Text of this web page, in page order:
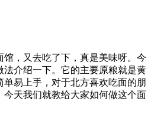
，又去吃了下，真是美味呀。今
法介绍一下。它的主要原粮就是黄
易上手，对于北方喜欢吃面的朋
天我们就教给大家如何做这个面